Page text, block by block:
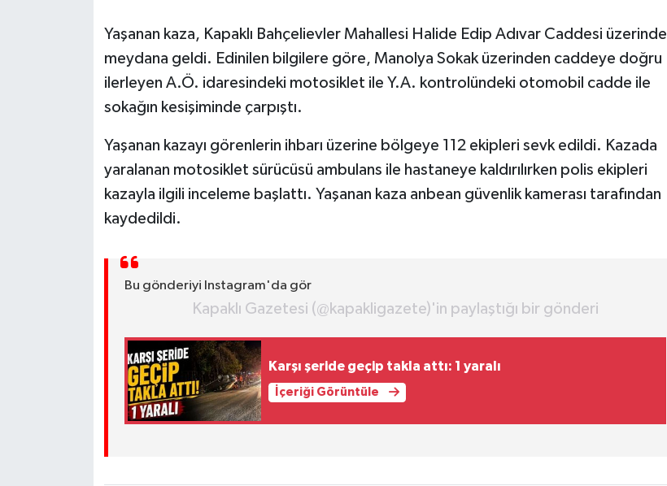
Yaşanan kaza, Kapaklı Bahçelievler Mahallesi Halide Edip Adıvar Caddesi üzerinde
meydana geldi. Edinilen bilgilere göre, Manolya Sokak üzerinden caddeye doğru
ilerleyen A.Ö. idaresindeki motosiklet ile Y.A. kontrolündeki otomobil cadde ile
sokağın kesişiminde çarpıştı.
Yaşanan kazayı görenlerin ihbarı üzerine bölgeye 112 ekipleri sevk edildi. Kazada
yaralanan motosiklet sürücüsü ambulans ile hastaneye kaldırılırken polis ekipleri
kazayla ilgili inceleme başlattı. Yaşanan kaza anbean güvenlik kamerası tarafından
kaydedildi.
Bu gönderiyi Instagram'da gör
Kapaklı Gazetesi (@kapakligazete)'in paylaştığı bir gönderi
Karşı şeride geçip takla attı: 1 yaralı
İçeriği Görüntüle